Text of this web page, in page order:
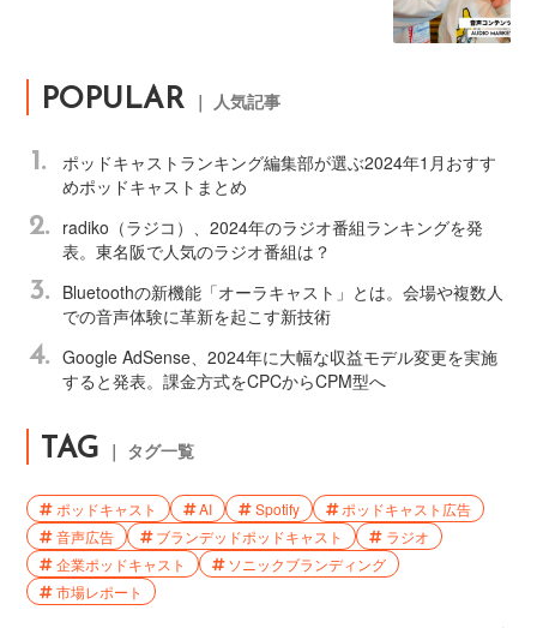
POPULAR ｜ 人気記事
1.
ポッドキャストランキング編集部が選ぶ2024年1月おすす
めポッドキャストまとめ
2.
radiko（ラジコ）、2024年のラジオ番組ランキングを発
表。東名阪で人気のラジオ番組は？
3.
Bluetoothの新機能「オーラキャスト」とは。会場や複数人
での音声体験に革新を起こす新技術
4. Google AdSense、2024年に大幅な収益モデル変更を実施
すると発表。課金方式をCPCからCPM型へ
TAG ｜ タグ一覧
ポッドキャスト AI Spotify
ポッドキャスト広告
音声広告
ブランデッドポッドキャスト
ラジオ
企業ポッドキャスト
ソニックブランディング
市場レポート